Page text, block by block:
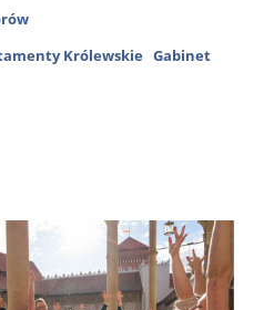
Królewskie Gabinet